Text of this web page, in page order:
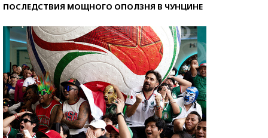
ПОСЛЕДСТВИЯ МОЩНОГО ОПОЛЗНЯ В ЧУНЦИНЕ